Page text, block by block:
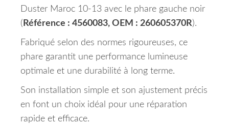
Duster Maroc 10-13 avec le phare gauche noir
( Référence : 4560083, OEM : 260605370R).
Fabriqué selon des normes rigoureuses, ce
phare garantit une performance lumineuse
optimale et une durabilité à long terme.
Son installation simple et son ajustement précis
en font un choix idéal pour une réparation
rapide et efficace.